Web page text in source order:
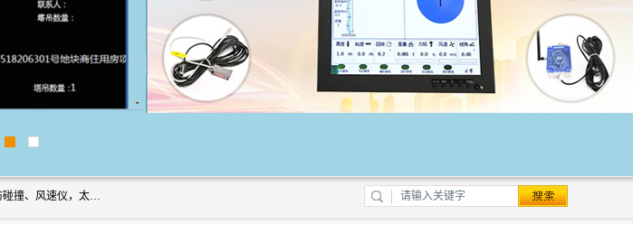
上海宇叶电子科技有限公司是吊钩视频监控、升降机监控、卸料平台监控、塔吊防碰撞、黑匣子防碰撞、风速仪，太阳能障碍灯安全提示灯等一系列升降机的常用配件产品专业研发生产加工的公司，拥有完整、科学的质量管理体系。